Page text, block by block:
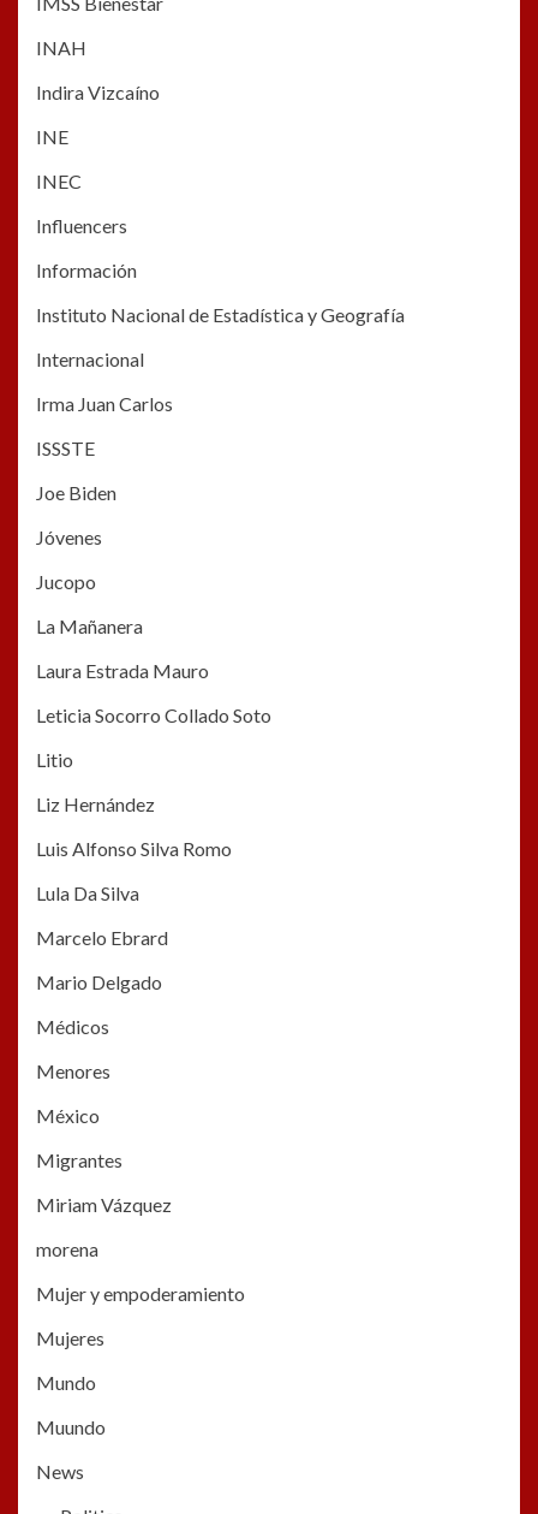
INAH
Indira Vizcaíno
INE
INEC
Influencers
Información
Instituto Nacional de Estadística y Geografía
Internacional
Irma Juan Carlos
ISSSTE
Joe Biden
Jóvenes
Jucopo
La Mañanera
Laura Estrada Mauro
Leticia Socorro Collado Soto
Litio
Liz Hernández
Luis Alfonso Silva Romo
Lula Da Silva
Marcelo Ebrard
Mario Delgado
Médicos
Menores
México
Migrantes
Miriam Vázquez
morena
Mujer y empoderamiento
Mujeres
Mundo
Muundo
News